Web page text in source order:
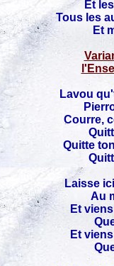
Et
Tous les
Et
Lavou
Courre,
Quitte
Laisse
Au
Et
Et